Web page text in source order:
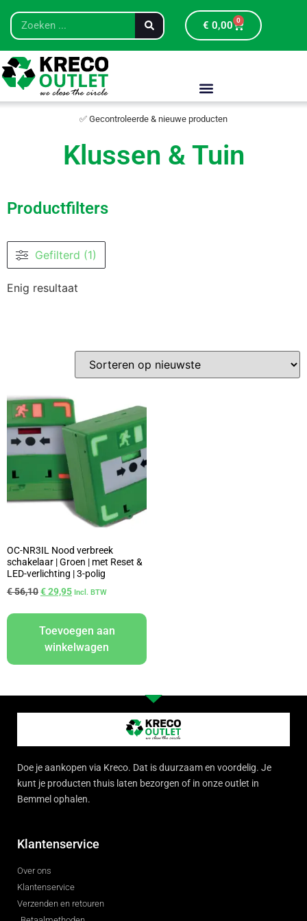
€ 0,00 0
✅ Gecontroleerde & nieuwe producten
Klussen & Tuin
Productfilters
Gefilterd (1)
Enig resultaat
OC-NR3IL Nood verbreek
schakelaar | Groen | met Reset &
LED-verlichting | 3-polig
€56,10€29,95 Incl. BTW
Toevoegen aan
winkelwagen
Doe je aankopen via Kreco. Dat is duurzaam en voordelig. Je
kunt je producten thuis laten bezorgen of in onze outlet in
Bemmel ophalen.
Klantenservice
Over ons
Klantenservice
Verzenden en retouren